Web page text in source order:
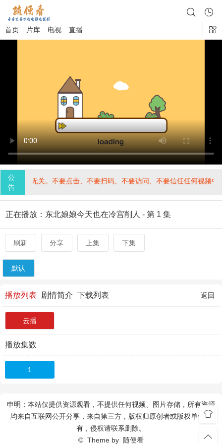
首页 片库 电视 直播
公
告
与本站无关。不要点击、不要扫码、不要访问、不要信任任何视频中
正在播放：东北娘娘今天也在冷宫削人 - 第 1 集
刷新 分享 上集 下集
默认
播放列表 剧情简介 下载列表 返回
云播
播放集数
1
申明：本站仅提供资源观看，不提供任何视频、图片存储，所有资源
均来自互联网公开分享，来自第三方，版权归原创者或版权单位所
有，侵权请联系删除。
© Theme by 随便看